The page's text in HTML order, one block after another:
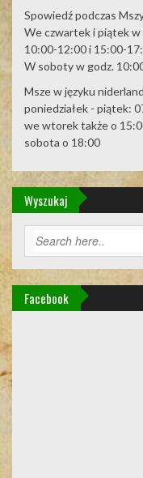
Spowiedź podczas
We czwartek i piątek w
10:00-12:00 i 15:00-
W soboty w godz.
Msze w języku
poniedziałek - piątek:
we wtorek także o
sobota o 18:00
Wyszukaj
Facebook